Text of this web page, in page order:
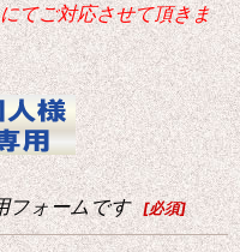
てご対応させて頂きま
フォームです [必須]